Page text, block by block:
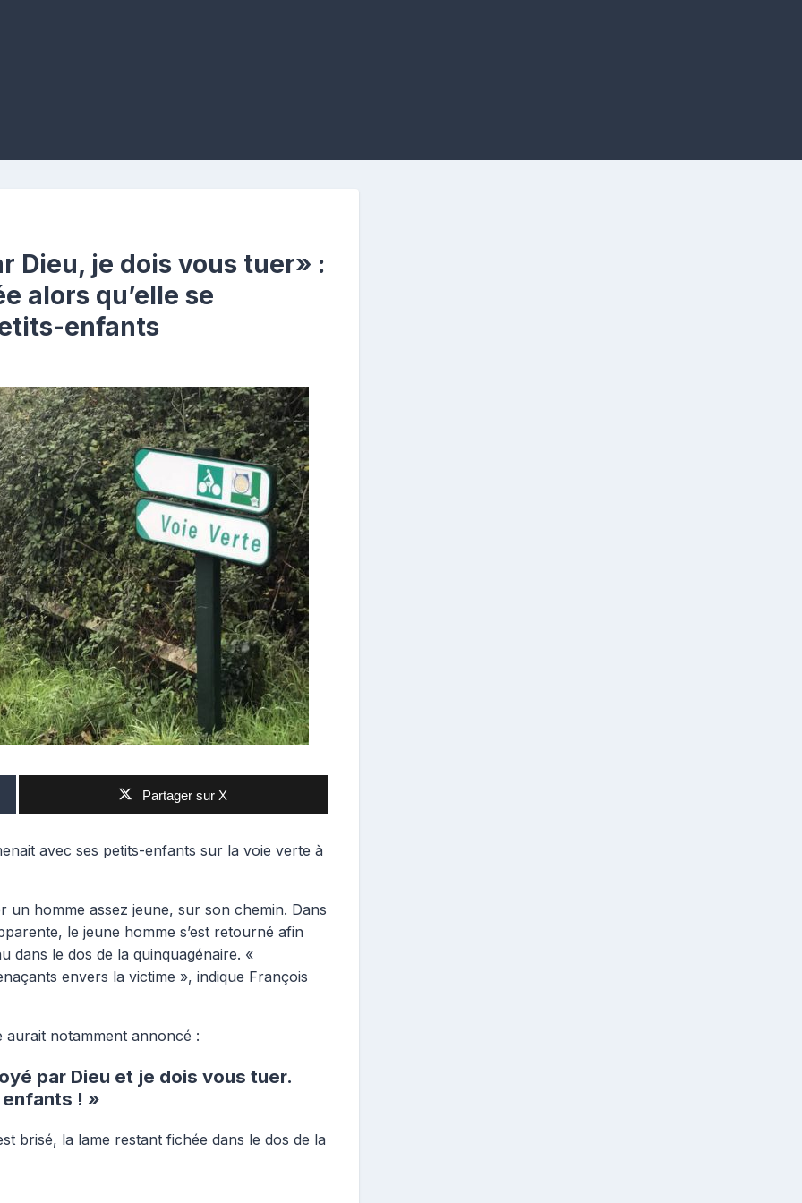
Dieu, je dois vous tuer» :
alors qu’elle se
enfants
Partager sur X
avec ses petits-enfants sur la voie verte à
un homme assez jeune, sur son chemin. Dans
le jeune homme s’est retourné afin
dans le dos de la quinquagénaire. «
envers la victime », indique François
aurait notamment annoncé :
par Dieu et je dois vous tuer.
enfants ! »
brisé, la lame restant fichée dans le dos de la